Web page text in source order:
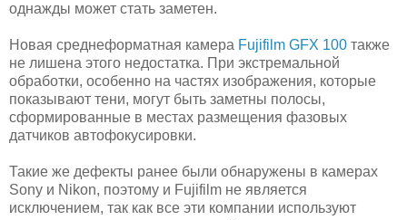
однажды может стать заметен.
Новая среднеформатная камера Fujifilm GFX 100 также
не лишена этого недостатка. При экстремальной
обработки, особенно на частях изображения, которые
показывают тени, могут быть заметны полосы,
сформированные в местах размещения фазовых
датчиков автофокусировки.
Такие же дефекты ранее были обнаружены в камерах
Sony и Nikon, поэтому и Fujifilm не является
исключением, так как все эти компании используют